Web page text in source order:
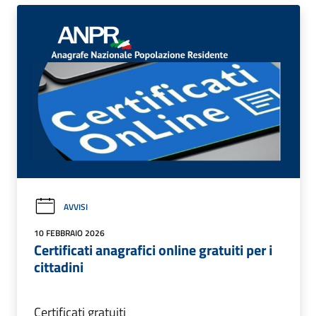
AVVISI
10 FEBBRAIO 2026
Certificati anagrafici online gratuiti per i
cittadini
Certificati gratuiti